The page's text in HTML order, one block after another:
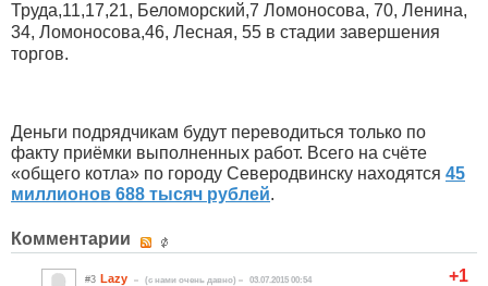
Труда,11,17,21, Беломорский,7 Ломоносова, 70, Ленина,
34, Ломоносова,46, Лесная, 55 в стадии завершения
торгов.
Деньги подрядчикам будут переводиться только по
факту приёмки выполненных работ. Всего на счёте
«общего котла» по городу Северодвинску находятся 45
миллионов 688 тысяч рублей.
Комментарии
+1
#3 Lazy (c нами очень давно) 03.07.2015 00:54